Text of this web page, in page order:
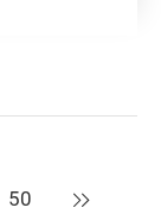
50 下一頁